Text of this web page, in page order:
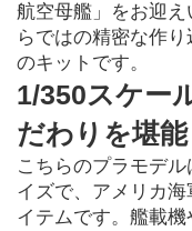
航空母艦」をお迎
らではの精密な作
のキットです。
1/350スケー
だわりを堪能
こちらのプラモデ
イズで、アメリカ
イテムです。艦載